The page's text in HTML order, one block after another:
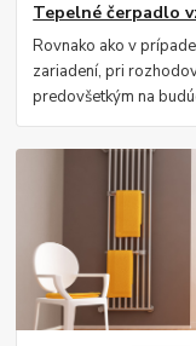
Tepelné čerpadlo
Rovnako ako v
zariadení, pri
predovšetkým na